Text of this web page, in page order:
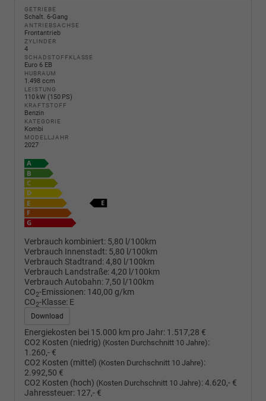
GETRIEBE
Schalt. 6-Gang
ANTRIEBSACHSE
Frontantrieb
ZYLINDER
4
SCHADSTOFFKLASSE
Euro 6 EB
HUBRAUM
1.498 ccm
LEISTUNG
110 kW (150 PS)
KRAFTSTOFF
Benzin
KATEGORIE
Kombi
MODELLJAHR
2027
Verbrauch kombiniert: 5,80 l/100km
Verbrauch Innenstadt: 5,80 l/100km
Verbrauch Stadtrand:4,80 l/100km
Verbrauch Landstraße:4,20 l/100km
Verbrauch Autobahn:7,50 l/100km
CO2-Emissionen: 140,00 g/km
CO2-Klasse: E
Download
Energiekosten bei 15.000 km pro Jahr: 1.517,28 €
CO2 Kosten (niedrig) (Kosten Durchschnitt 10 Jahre):
1.260,- €
CO2 Kosten (mittel) (Kosten Durchschnitt 10 Jahre):
2.992,50 €
CO2 Kosten (hoch) (Kosten Durchschnitt 10 Jahre):4.620,- €
Jahressteuer: 127,- €